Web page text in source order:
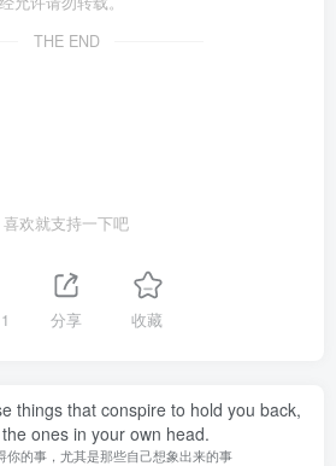
THE END
喜欢就支持一下吧
分享 收藏
things that conspire to hold you back,
ones in your own head.
你的事，尤其是那些自己想象出来的事